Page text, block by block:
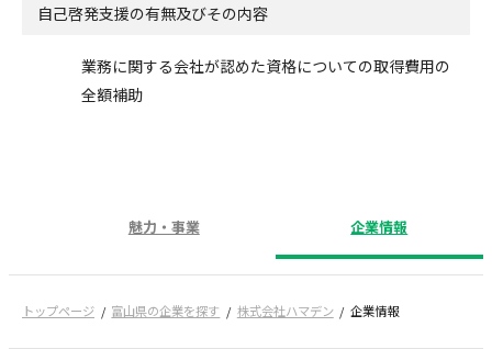
自己啓発支援の有無及びその内容
業務に関する会社が認めた資格についての取得費用の
全額補助
魅力・事業 企業情報
トップページ 富山県の企業を探す 株式会社ハマデン 企業情報